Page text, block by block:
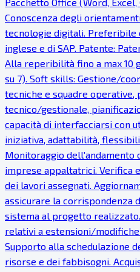
Conoscenza degli
tecnologie digitali. Preferibile
inglese e di SAP. Patente:
Alla reperibilità fino a max 10
su 7). Soft skills: Gestione/
tecniche e squadre
tecnico/gestionale,
capacità di interfacciarsi con
iniziativa, adattabilità,
Monitoraggio dell'andamento
imprese appaltatrici. Verifica
dei lavori assegnati.
assicurare la corrispondenza
sistema al progetto
relativi a estensioni/
Supporto alla schedulazione
risorse e dei fabbisogni.